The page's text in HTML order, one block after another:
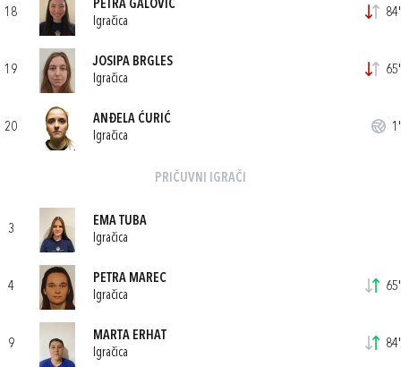
18
PETRA GALOVIĆ
Igračica
84'
19
JOSIPA BRGLES
Igračica
65'
20
ANĐELA ĆURIĆ
Igračica
1'
PRIČUVNI IGRAČI
3
EMA TUBA
Igračica
4
PETRA MAREC
Igračica
65'
9
MARTA ERHAT
Igračica
84'